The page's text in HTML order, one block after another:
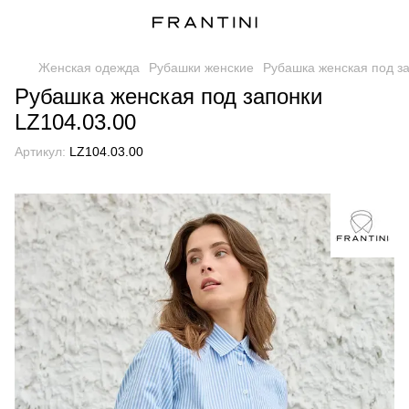
Женская одежда Рубашки женские Рубашка женская под
Рубашка женская под запонки
LZ104.03.00
Артикул: LZ104.03.00